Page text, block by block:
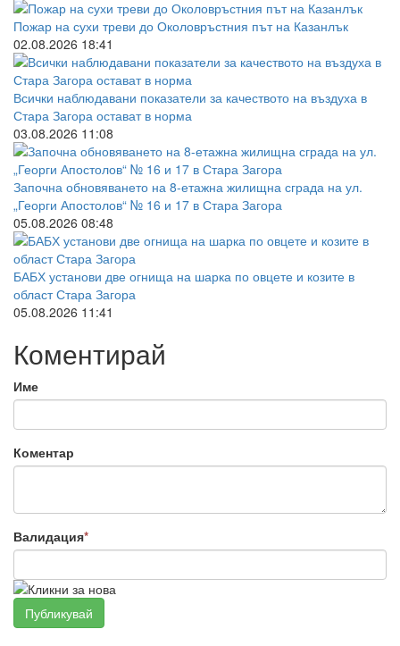
Пожар на сухи треви до Околовръстния път на Казанлък
02.08.2026 18:41
Всички наблюдавани показатели за качеството на въздуха в
Стара Загора остават в норма
03.08.2026 11:08
Започна обновяването на 8-етажна жилищна сграда на ул.
„Георги Апостолов“ № 16 и 17 в Стара Загора
05.08.2026 08:48
БАБХ установи две огнища на шарка по овцете и козите в
област Стара Загора
05.08.2026 11:41
Коментирай
Име
Коментар
Валидация*